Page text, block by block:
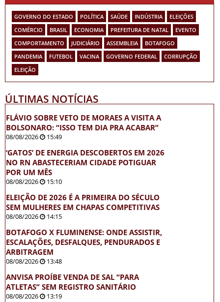
GOVERNO DO ESTADO POLÍTICA SAÚDE INDÚSTRIA
ELEIÇÕES
COMÉRCIO
BRASIL ECONOMIA PREFEITURA DE NATAL
EVENTO
COMPORTAMENTO
JUDICIÁRIO ASSEMBLEIA
BOTAFOGO
PANDEMIA
FUTEBOL VACINA GOVERNO FEDERAL
CORRUPÇÃO
ELEIÇÃO
ÚLTIMAS NOTÍCIAS
FLÁVIO SOBRE VETO DE MORAES A VISITA A
BOLSONARO: “ISSO TEM DIA PRA ACABAR”
08/08/2026 15:49
‘GATOS’ DE ENERGIA DESCOBERTOS EM 2026
NO RN ABASTECERIAM CIDADE POTIGUAR
POR UM MÊS
08/08/2026 15:10
ELEIÇÃO DE 2026 É A PRIMEIRA DO SÉCULO
SEM MULHERES EM CHAPAS COMPETITIVAS
08/08/2026 14:15
BOTAFOGO X FLUMINENSE: ONDE ASSISTIR,
ESCALAÇÕES, DESFALQUES, PENDURADOS E
ARBITRAGEM
08/08/2026 13:48
ANVISA PROÍBE VENDA DE SAL “PARA
ATLETAS” SEM REGISTRO SANITÁRIO
08/08/2026 13:19